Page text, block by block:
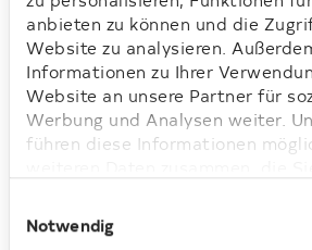
anbieten zu können und die
Website zu analysieren.
Informationen zu Ihrer
Website an unsere Partner für
Werbung und Analysen weiter.
führen diese Informationen
Nutzung der Dienste gesammelt
Informationen dazu finden Sie
Notwendig
Technisches
Insgesamt flossen seit
Modernisierung im Jahr 2019
Millionen Euro in die Anlage.
Farbenfrohe
entstanden bienenfreundliche